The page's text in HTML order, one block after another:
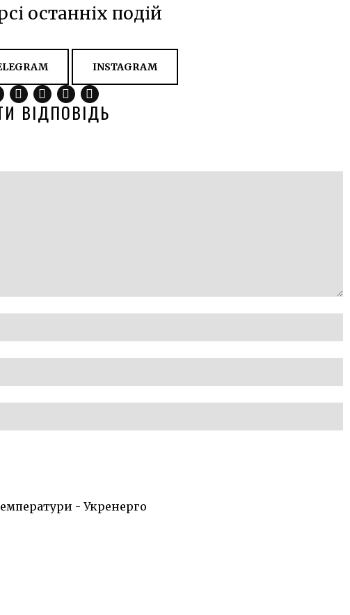
останніх подій
INSTAGRAM
ВІДПОВІДЬ